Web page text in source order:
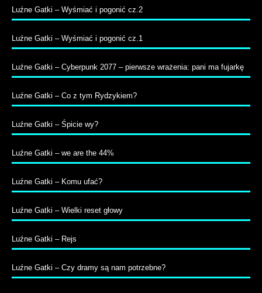
Luźne Gatki – Wyśmiać i pogonić cz.2
Luźne Gatki – Wyśmiać i pogonić cz.1
Luźne Gatki – Cyberpunk 2077 – pierwsze wrażenia: pani ma fujarkę
Luźne Gatki – Co z tym Rydzykiem?
Luźne Gatki – Śpicie wy?
Luźne Gatki – we are the 44%
Luźne Gatki – Komu ufać?
Luźne Gatki – Wielki reset głowy
Luźne Gatki – Rejs
Luźne Gatki – Czy dramy są nam potrzebne?